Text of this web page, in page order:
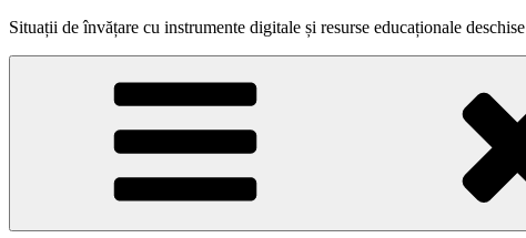
Situații de învățare cu instrumente digitale și resurse educaționale deschise